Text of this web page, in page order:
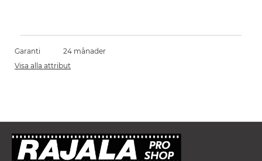
Garanti
24 månader
Visa alla attribut